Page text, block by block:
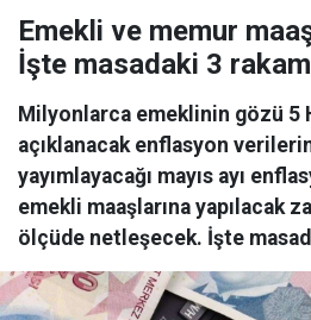
Emekli ve memur
İşte masadaki 3 rakam
Milyonlarca emeklinin gözü 5
açıklanacak enflasyon
yayımlayacağı mayıs ayı
emekli maaşlarına yapılacak
ölçüde netleşecek. İşte